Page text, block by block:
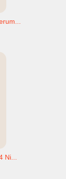
Ni...